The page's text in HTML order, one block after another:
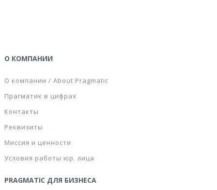
О КОМПАНИИ
О компании / About Pragmatic
Прагматик в цифрах
Контакты
Реквизиты
Миссия и ценности
Условия работы юр. лица
PRAGMATIC ДЛЯ БИЗНЕСА